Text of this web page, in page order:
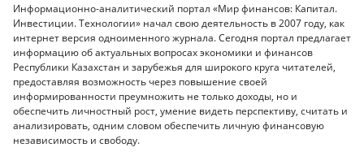
Информационно-аналитический портал «Мир финансов: Капитал.
Инвестиции. Технологии» начал свою деятельность в 2007 году, как
интернет версия одноименного журнала. Сегодня портал предлагает
информацию об актуальных вопросах экономики и финансов
Республики Казахстан и зарубежья для широкого круга читателей,
предоставляя возможность через повышение своей
информированности преумножить не только доходы, но и
обеспечить личностный рост, умение видеть перспективу, считать и
анализировать, одним словом обеспечить личную финансовую
независимость и свободу.